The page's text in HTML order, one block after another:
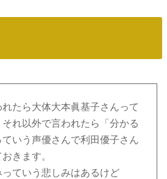
たら大体大本眞基子さんって
れ以外で言われたら「分かる
ていう声優さんで利田優子さん
きます。
ていう悲しみはあるけど